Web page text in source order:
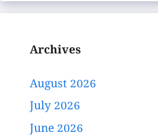
Archives
August 2026
July 2026
June 2026